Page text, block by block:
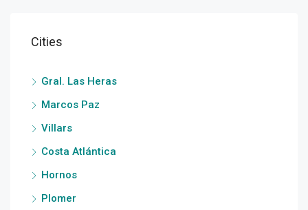
Cities
Gral. Las Heras
Marcos Paz
Villars
Costa Atlántica
Hornos
Plomer